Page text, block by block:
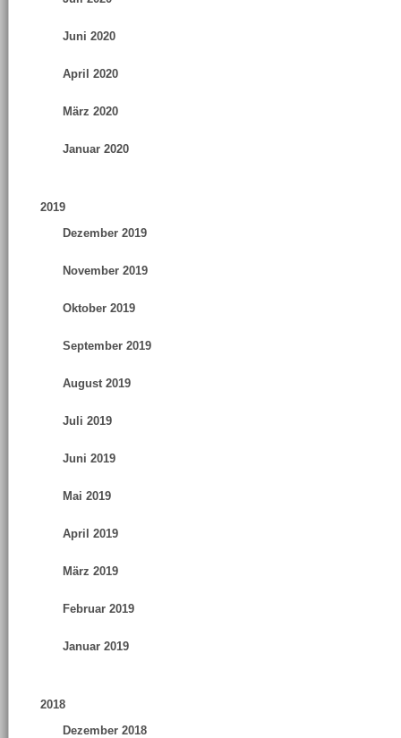
Juni 2020
April 2020
März 2020
Januar 2020
2019
Dezember 2019
November 2019
Oktober 2019
September 2019
August 2019
Juli 2019
Juni 2019
Mai 2019
April 2019
März 2019
Februar 2019
Januar 2019
2018
Dezember 2018